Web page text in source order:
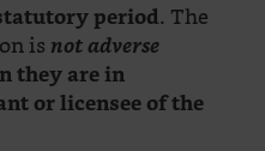
period. The
is not adverse
they are in
or licensee of the